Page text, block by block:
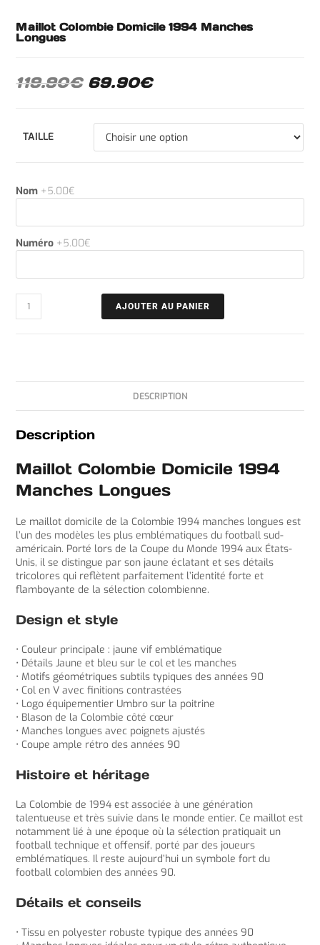
Maillot Colombie Domicile 1994 Manches
Longues
119.90€ 69.90€
TAILLE
Nom +5.00€
Numéro +5.00€
AJOUTER AU PANIER
DESCRIPTION
Description
Maillot Colombie Domicile 1994
Manches Longues
Le maillot domicile de la Colombie 1994 manches longues est
l’un des modèles les plus emblématiques du football sud-
américain. Porté lors de la Coupe du Monde 1994 aux États-
Unis, il se distingue par son jaune éclatant et ses détails
tricolores qui reflètent parfaitement l’identité forte et
flamboyante de la sélection colombienne.
Design et style
• Couleur principale : jaune vif emblématique
• Détails Jaune et bleu sur le col et les manches
• Motifs géométriques subtils typiques des années 90
• Col en V avec finitions contrastées
• Logo équipementier Umbro sur la poitrine
• Blason de la Colombie côté cœur
• Manches longues avec poignets ajustés
• Coupe ample rétro des années 90
Histoire et héritage
La Colombie de 1994 est associée à une génération
talentueuse et très suivie dans le monde entier. Ce maillot est
notamment lié à une époque où la sélection pratiquait un
football technique et offensif, porté par des joueurs
emblématiques. Il reste aujourd’hui un symbole fort du
football colombien des années 90.
Détails et conseils
• Tissu en polyester robuste typique des années 90